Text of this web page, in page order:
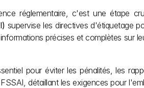
réglementaire, c'est une étape
supervise les directives d'étiquetage
précises et complètes sur
pour éviter les pénalités, les
détaillant les exigences pour